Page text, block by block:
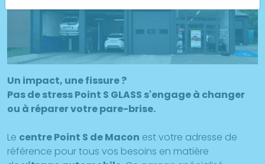
Un impact, une fissure ?
Pas de stress Point S GLASS s'engage à changer
ou à réparer votre pare-brise.
Le centre Point S de Macon est votre adresse de
référence pour tous vos besoins en matière